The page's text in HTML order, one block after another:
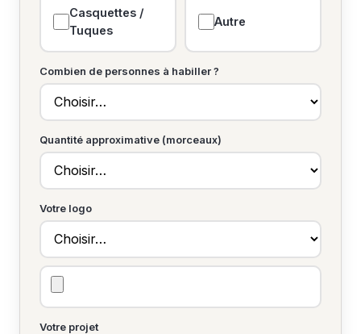
Casquettes /
Tuques
Autre
Combien de personnes à habiller ?
Quantité approximative (morceaux)
Votre logo
Votre projet